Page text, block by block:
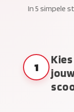
In 5 simpele
1
Kies